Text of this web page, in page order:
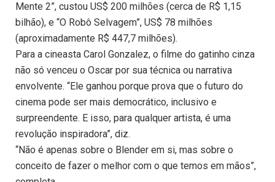
Mente 2”, custou US$ 200 milhões (cerca de R$ 1,15
bilhão), e “O Robô Selvagem”, US$ 78 milhões
(aproximadamente R$ 447,7 milhões).
Para a cineasta Carol Gonzalez, o filme do gatinho cinza
não só venceu o Oscar por sua técnica ou narrativa
envolvente. “Ele ganhou porque prova que o futuro do
cinema pode ser mais democrático, inclusivo e
surpreendente. E isso, para qualquer artista, é uma
revolução inspiradora”, diz.
“Não é apenas sobre o Blender em si, mas sobre o
conceito de fazer o melhor com o que temos em mãos”,